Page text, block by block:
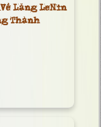
Lăng LeNin
Thành